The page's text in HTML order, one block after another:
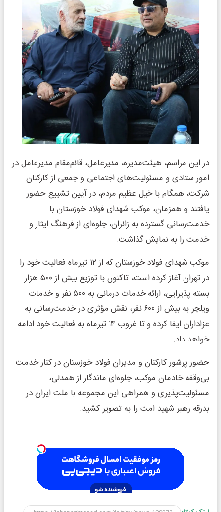
در این مراسم، هیئت‌مدیره، مدیرعامل، قائم‌مقام مدیرعامل در
امور ستادی و مسئولیت‌های اجتماعی و جمعی از کارکنان
شرکت، همگام با خیل عظیم مردم، در آیین تشییع حضور
یافتند و همزمان، موکب شهدای فولاد خوزستان با
خدمت‌رسانی گسترده به زائران، جلوه‌ای از فرهنگ ایثار و
خدمت را به نمایش گذاشت.
موکب شهدای فولاد خوزستان که از ۱۲ تیرماه فعالیت خود را
در تهران آغاز کرده است، تاکنون با توزیع بیش از ۵۰۰ هزار
بسته پذیرایی، ارائه خدمات درمانی به ۵۰۰ نفر و خدمات
ویلچر به بیش از ۶۰۰ نفر، نقش مؤثری در خدمت‌رسانی به
عزاداران ایفا کرده و تا غروب ۱۴ تیرماه به فعالیت خود ادامه
خواهد داد.
حضور پرشور کارکنان و مدیران فولاد خوزستان در کنار خدمت
بی‌وقفه خادمان موکب، جلوه‌ای ماندگار از همدلی،
مسئولیت‌پذیری و همراهی این مجموعه با ملت ایران در
بدرقه رهبر شهید امت را به تصویر کشید.